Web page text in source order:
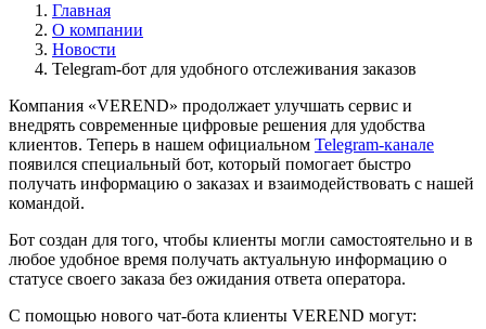
Главная
О компании
Новости
Telegram-бот для удобного отслеживания заказов
Компания «VEREND» продолжает улучшать сервис и
внедрять современные цифровые решения для удобства
клиентов. Теперь в нашем официальном Telegram-канале
появился специальный бот, который помогает быстро
получать информацию о заказах и взаимодействовать с нашей
командой.
Бот создан для того, чтобы клиенты могли самостоятельно и в
любое удобное время получать актуальную информацию о
статусе своего заказа без ожидания ответа оператора.
С помощью нового чат-бота клиенты VEREND могут: